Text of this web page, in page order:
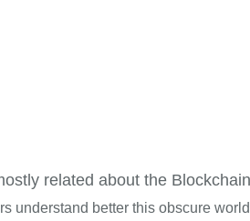
related about the Blockchain
understand better this obscure